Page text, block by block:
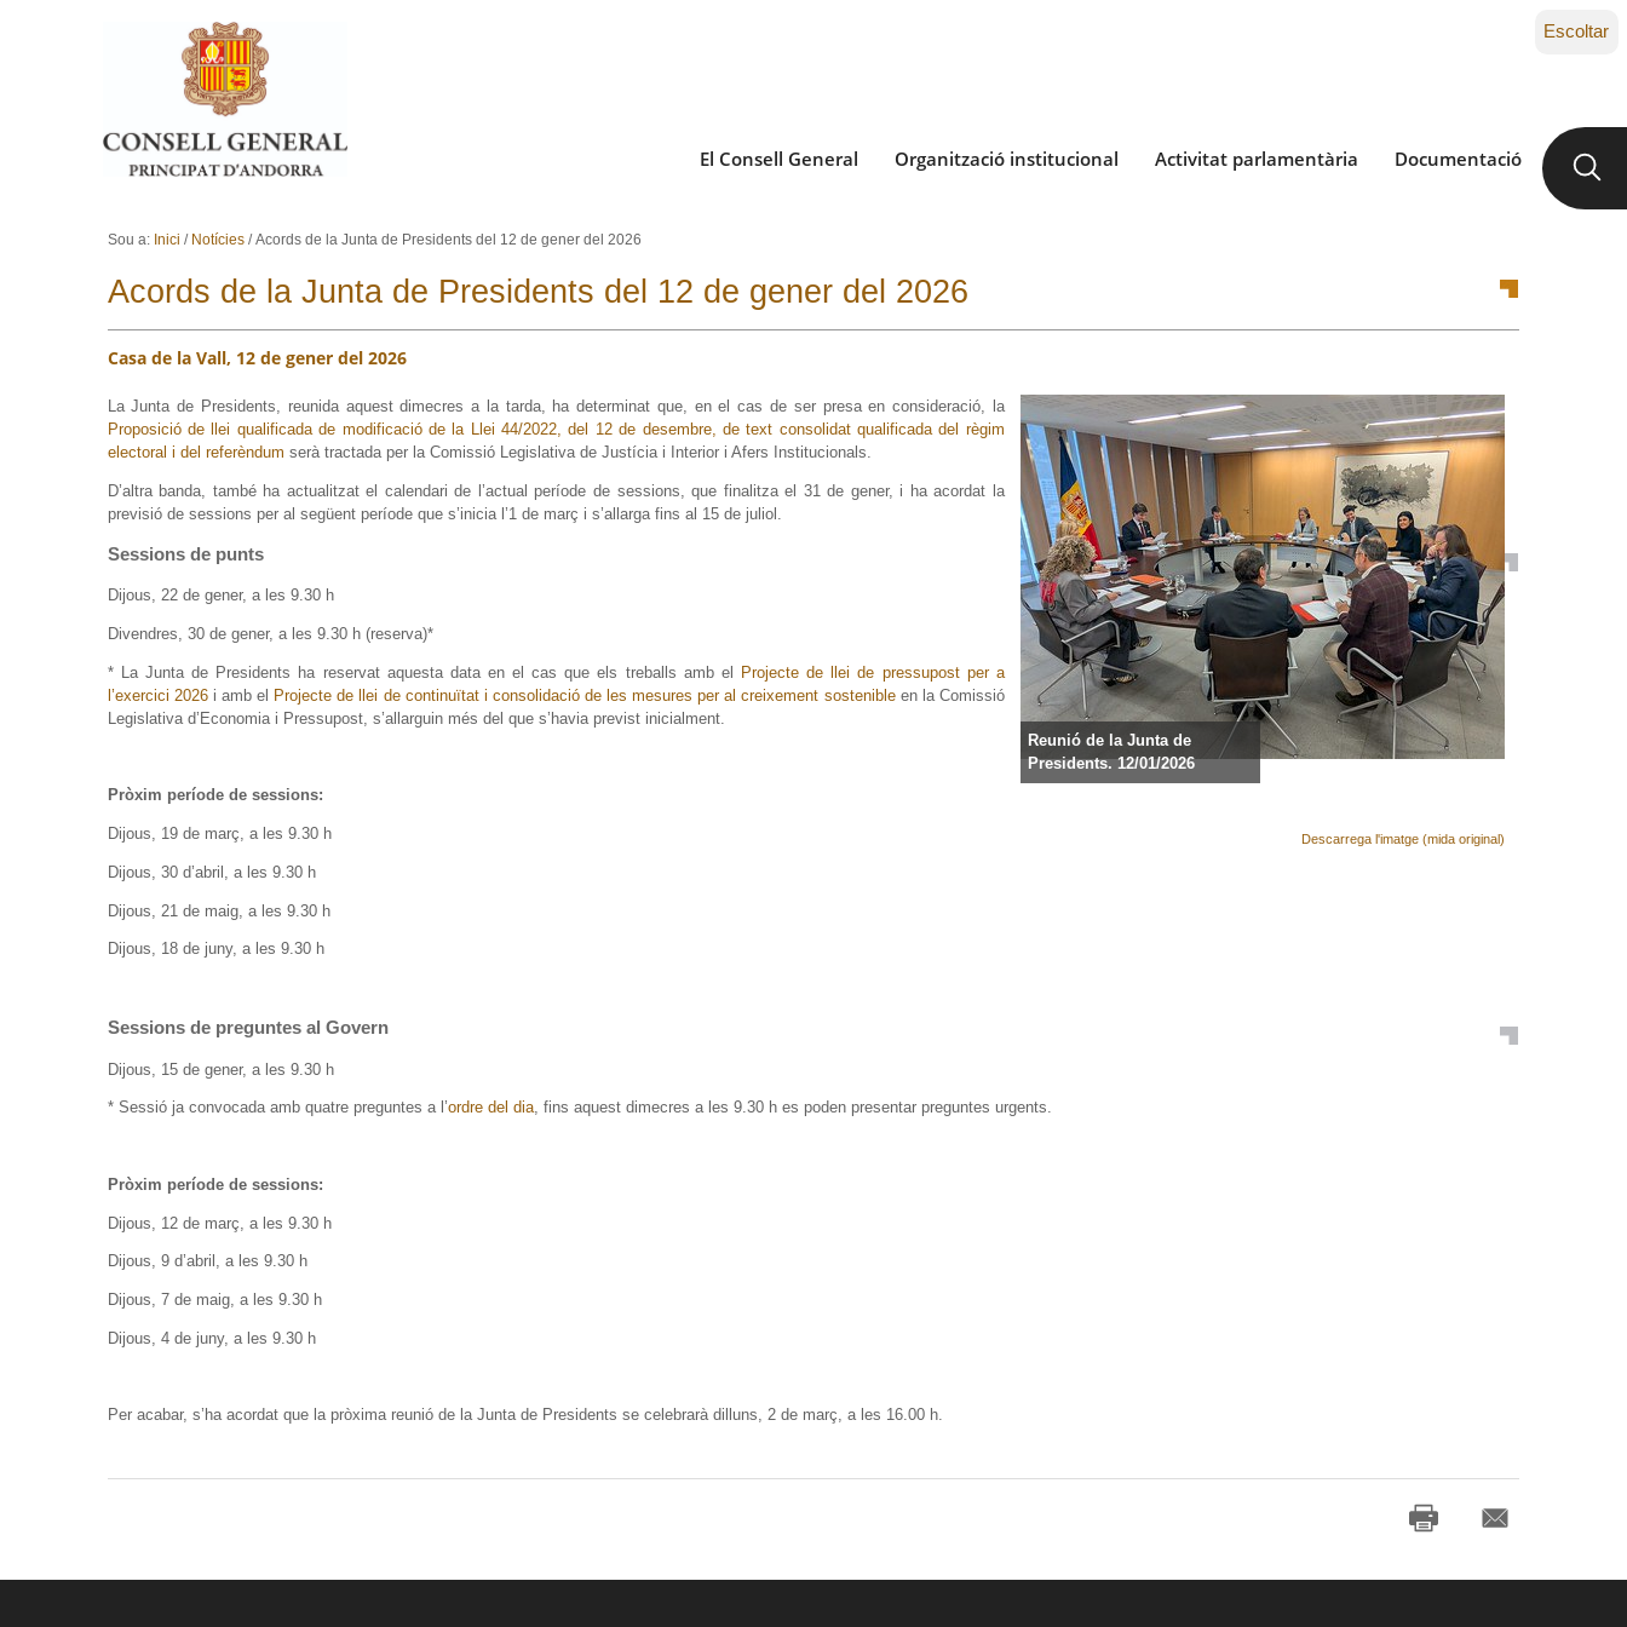
Ves al contingut.
Salta a la navegació
El Consell General Organització institucional Activitat parlamentària Documentació
Escoltar
Sou a: Inici / Notícies /Acords de la Junta de Presidents del 12 de gener del 2026
Acords de la Junta de Presidents del 12 de gener del 2026
Casa de la Vall, 12 de gener del 2026
Reunió de la Junta de
Presidents. 12/01/2026
Descarrega l'imatge (mida original)
La Junta de Presidents, reunida aquest dimecres a la tarda, ha determinat que, en el cas de ser presa en consideració, la
Proposició de llei qualificada de modificació de la Llei 44/2022, del 12 de desembre, de text consolidat qualificada del règim
electoral i del referèndum serà tractada per la Comissió Legislativa de Justícia i Interior i Afers Institucionals.
D’altra banda, també ha actualitzat el calendari de l’actual període de sessions, que finalitza el 31 de gener, i ha acordat la
previsió de sessions per al següent període que s’inicia l’1 de març i s’allarga fins al 15 de juliol.
Sessions de punts
Dijous, 22 de gener, a les 9.30 h
Divendres, 30 de gener, a les 9.30 h (reserva)*
* La Junta de Presidents ha reservat aquesta data en el cas que els treballs amb el
Projecte de llei de pressupost per a
l’exercici 2026i amb el Projecte de llei de continuïtat i consolidació de les mesures per al creixement sostenibleen la Comissió
Legislativa d’Economia i Pressupost, s’allarguin més del que s’havia previst inicialment.
Pròxim període de sessions:
Dijous, 19 de març, a les 9.30 h
Dijous, 30 d’abril, a les 9.30 h
Dijous, 21 de maig, a les 9.30 h
Dijous, 18 de juny, a les 9.30 h
Sessions de preguntes al Govern
Dijous, 15 de gener, a les 9.30 h
* Sessió ja convocada amb quatre preguntes a l’ordre del dia, fins aquest dimecres a les 9.30 h es poden presentar preguntes urgents.
Pròxim període de sessions:
Dijous, 12 de març, a les 9.30 h
Dijous, 9 d’abril, a les 9.30 h
Dijous, 7 de maig, a les 9.30 h
Dijous, 4 de juny, a les 9.30 h
Per acabar, s’ha acordat que la pròxima reunió de la Junta de Presidents se celebrarà dilluns, 2 de març, a les 16.00 h.